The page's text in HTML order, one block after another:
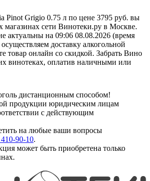
Pinot Grigio 0.75 л по цене 3795 руб. вы
магазинах сети Винотеки.ру в Москве.
актуальны на 09:06 08.08.2026 (время
доставку алкогольной
товар онлайн со скидкой. Забрать Вино
винотеках, оплатив наличными или
дистанционным способом!
продукции юридическим лицам
с действующим
на любые ваши вопросы
90-10.
может быть приобретена только